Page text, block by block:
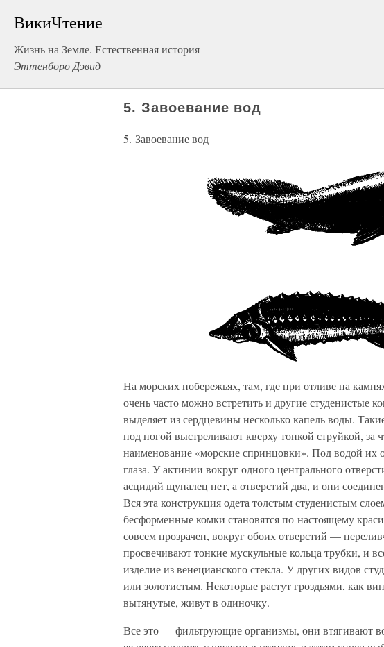
ВикиЧтение
Жизнь на Земле. Естественная история
Эттенборо Дэвид
5. Завоевание вод
5. Завоевание вод
На морских побережьях, там, где при отливе на
очень часто можно встретить и другие студенистые
выделяет из сердцевины несколько капель воды.
под ногой выстреливают кверху тонкой струйкой, за
наименование «морские спринцовки». Под водой их
глаза. У актинии вокруг одного центрального
асцидий щупалец нет, а отверстий два, и они
Вся эта конструкция одета толстым студенистым
бесформенные комки становятся по-настоящему
совсем прозрачен, вокруг обоих отверстий —
просвечивают тонкие мускульные кольца трубки, и
изделие из венецианского стекла. У других видов
или золотистым. Некоторые растут гроздьями, как
вытянутые, живут в одиночку.
Все это — фильтрующие организмы, они втягивают